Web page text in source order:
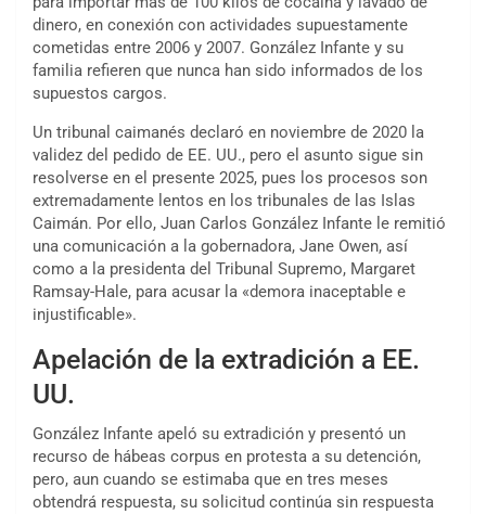
dinero, en conexión con actividades supuestamente
cometidas entre 2006 y 2007. González Infante y su
familia refieren que nunca han sido informados de los
supuestos cargos.
Un tribunal caimanés declaró en noviembre de 2020 la
validez del pedido de EE. UU., pero el asunto sigue sin
resolverse en el presente 2025, pues los procesos son
extremadamente lentos en los tribunales de las Islas
Caimán. Por ello, Juan Carlos González Infante le remitió
una comunicación a la gobernadora, Jane Owen, así
como a la presidenta del Tribunal Supremo, Margaret
Ramsay-Hale, para acusar la «demora inaceptable e
injustificable».
Apelación de la extradición a EE.
UU.
González Infante apeló su extradición y presentó un
recurso de hábeas corpus en protesta a su detención,
pero, aun cuando se estimaba que en tres meses
obtendrá respuesta, su solicitud continúa sin respuesta